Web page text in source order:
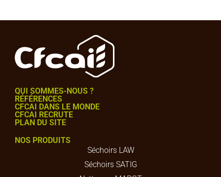
QUI SOMMES-NOUS ?
RÉFÉRENCES
CFCAI DANS LE MONDE
CFCAI RECRUTE
PLAN DU SITE
NOS PRODUITS
Séchoirs LAW
Séchoirs SATIG